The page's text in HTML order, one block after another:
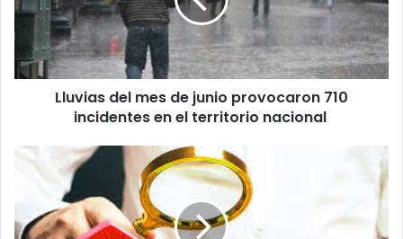
provocaron
710
incidentes
en
Lluvias del mes de junio provocaron 710
incidentes en el territorio nacional
¡Atención!
Este
comenzó
la